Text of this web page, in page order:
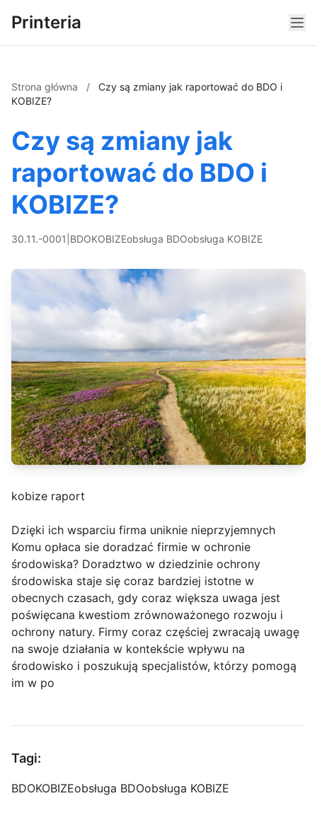
Printeria
Strona główna /
Czy są zmiany jak raportować do BDO i
KOBIZE?
Czy są zmiany jak
raportować do BDO i
KOBIZE?
30.11.-0001 BDOKOBIZEobsługa BDOobsługa KOBIZE
kobize raport
Dzięki ich wsparciu firma uniknie nieprzyjemnych
Komu opłaca sie doradzać firmie w ochronie
środowiska? Doradztwo w dziedzinie ochrony
środowiska staje się coraz bardziej istotne w
obecnych czasach, gdy coraz większa uwaga jest
poświęcana kwestiom zrównoważonego rozwoju i
ochrony natury. Firmy coraz częściej zwracają uwagę
na swoje działania w kontekście wpływu na
środowisko i poszukują specjalistów, którzy pomogą
im w po
Tagi:
BDOKOBIZEobsługa BDOobsługa KOBIZE